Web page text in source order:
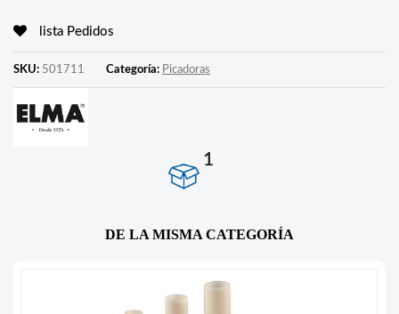
lista Pedidos
SKU: 501711 Categoría: Picadoras
1
DE LA MISMA CATEGORÍA